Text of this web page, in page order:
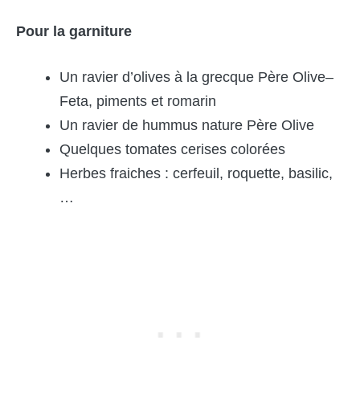
Pour la garniture
Un ravier d’olives à la grecque Père Olive–
Feta, piments et romarin
Un ravier de hummus nature Père Olive
Quelques tomates cerises colorées
Herbes fraiches : cerfeuil, roquette, basilic,
…